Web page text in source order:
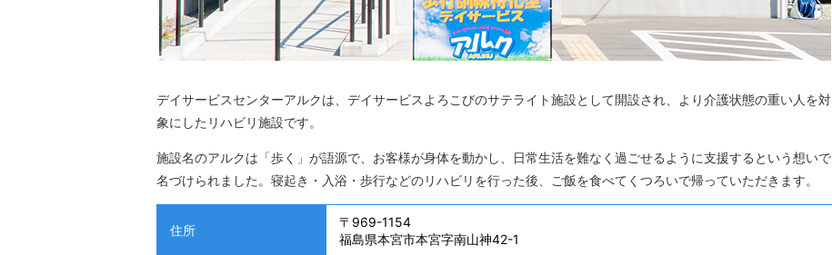
デイサービスセンターアルクは、デイサービスよろこびのサテライト施設として開設され、より介護状態の重い人を対
象にしたリハビリ施設です。
施設名のアルクは「歩く」が語源で、お客様が身体を動かし、日常生活を難なく過ごせるように支援するという想いで
名づけられました。寝起き・入浴・歩行などのリハビリを行った後、ご飯を食べてくつろいで帰っていただきます。
住所
〒969-1154
福島県本宮市本宮字南山神42-1